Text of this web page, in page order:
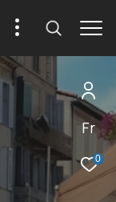
Fr
0